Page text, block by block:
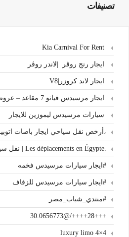
تصنيفات
ايجار رنج روڤر |لاندر روڤر
ايجار لاند كروزر|V8
ايجار مرسيدس فيانو 7 مقاعد – عروض المطار الخاصة
سيارات مرسيدس ليموزين للايجار
،أرخص نقل سياحي ايجار باصات
#ايجار سيارات مرسيدس فخمه
#ايجار سيارات مرسيدس للزفاف
#منتدي_شباب_مصر
+++28++++/@30.0656773
4×4 luxury limo